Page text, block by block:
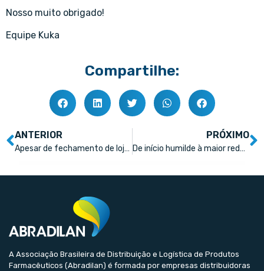
Nosso muito obrigado!
Equipe Kuka
Compartilhe:
ANTERIOR
Apesar de fechamento de lojas, rede de farmácias cresce mais de 10% em 2023
PRÓXIMO
De início humilde à maior rede de farmácias da Austrália
A Associação Brasileira de Distribuição e Logística de Produtos
Farmacêuticos (Abradilan) é formada por empresas distribuidoras